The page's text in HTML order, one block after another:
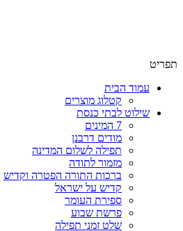
תפריט
עמוד הבית
קטלוג מוצרים
שילוט לבתי כנסת
7 המינים
מודים דרבנן
תפילה לשלום המדינה
מזמור לתודה
ברכות התורה הפטרה וקדיש
קדיש על ישראל
ספירת העומר
פרשת שבוע
שלט זמני תפילה